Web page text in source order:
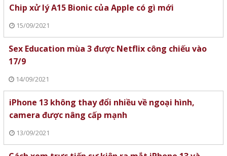
Chip xử lý A15 Bionic của Apple có gì mới
15/09/2021
Sex Education mùa 3 được Netflix công chiếu vào
17/9
14/09/2021
iPhone 13 không thay đổi nhiều về ngoại hình,
camera được nâng cấp mạnh
13/09/2021